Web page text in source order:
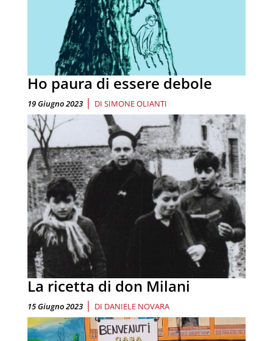
Ho paura di essere debole
19 Giugno 2023 | DI SIMONE OLIANTI
La ricetta di don Milani
15 Giugno 2023 | DI DANIELE NOVARA